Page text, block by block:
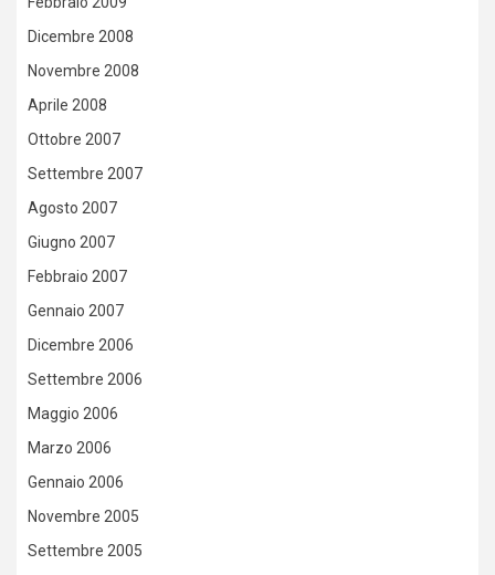
Dicembre 2008
Novembre 2008
Aprile 2008
Ottobre 2007
Settembre 2007
Agosto 2007
Giugno 2007
Febbraio 2007
Gennaio 2007
Dicembre 2006
Settembre 2006
Maggio 2006
Marzo 2006
Gennaio 2006
Novembre 2005
Settembre 2005